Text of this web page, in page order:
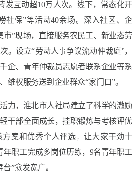
发互动超10万人次。线下，常态化开
社保”等活动40余场。深入社区、企
市”现场，直接服务农民工、新业态劳
。设立“劳动人事争议流动仲裁庭”，
企、青年仲裁员志愿者联系企业等系
维权服务送到企业群众“家门口”。
力，淮北市人社局建立了科学的激励
干部全面成长，挂职锻炼与考核评优
案和优秀个人评选，让大家干劲十
年职工完成多岗位历练，9名青年职工
”愈发宽广。